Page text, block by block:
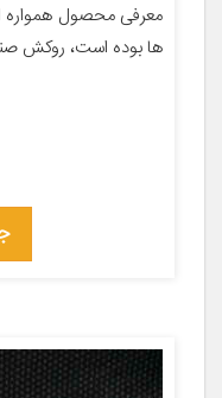
معرفی محصول همواره
ها بوده است، روکش